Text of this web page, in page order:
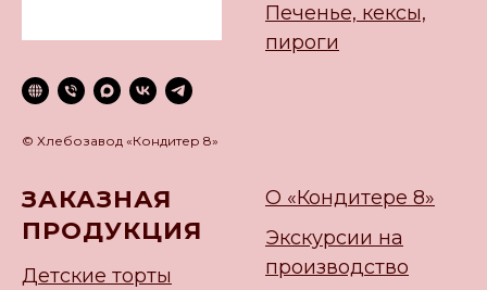
© Хлебозавод «Кондитер 8»
Печенье, кексы,
пироги
ЗАКАЗНАЯ
ПРОДУКЦИЯ
Детские торты
О «Кондитере 8»
Экскурсии на
производство